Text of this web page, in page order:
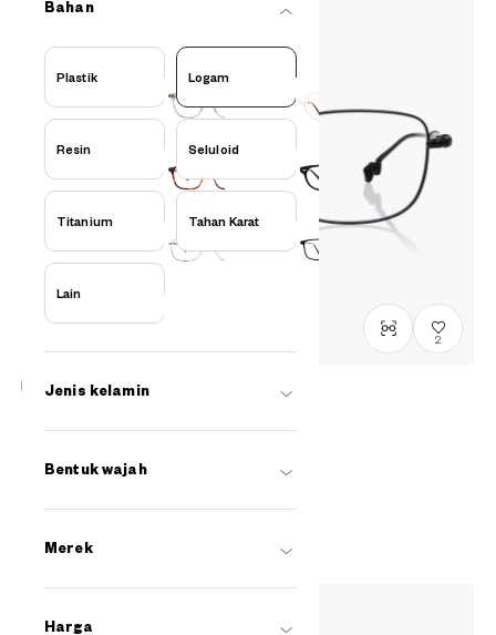
Bahan
Plastik Logam
Resin Seluloid
Titanium Tahan Karat
Lain
Jenis kelamin
Bentuk wajah
Merek
Harga
2
Eksklusif Online
Severus Snape Model
Rp1,799,000